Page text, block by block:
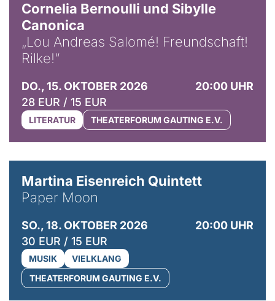
Cornelia Bernoulli und Sibylle
Canonica
„Lou Andreas Salomé! Freundschaft!
Rilke!“
DO., 15. OKTOBER 2026
20:00 UHR
28 EUR / 15 EUR
LITERATUR THEATERFORUM GAUTING E.V.
Martina Eisenreich Quintett
Paper Moon
SO., 18. OKTOBER 2026
20:00 UHR
30 EUR / 15 EUR
MUSIK
VIELKLANG
THEATERFORUM GAUTING E.V.